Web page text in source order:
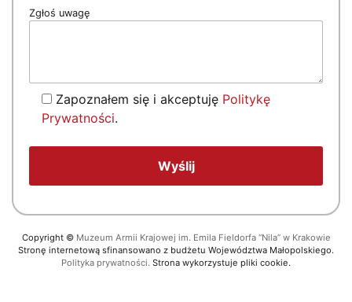
Zgłoś uwagę
Zapoznałem się i akceptuję Politykę
Prywatności.
Copyright © Muzeum Armii Krajowej im. Emila Fieldorfa “Nila” w Krakowie
Stronę internetową sfinansowano z budżetu Województwa Małopolskiego.
Polityka prywatności. Strona wykorzystuje pliki cookie.